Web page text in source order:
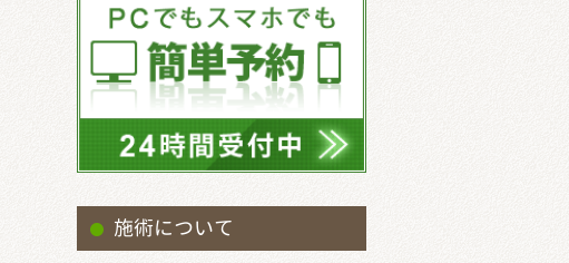
2025.5
2025.4
2025.2
2024.12
2024.11
施術について